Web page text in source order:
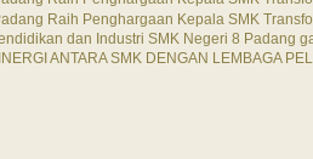
Raih Penghargaan Kepala SMK
dan Industri SMK Negeri 8 Padang
ANTARA SMK DENGAN LEMBAGA